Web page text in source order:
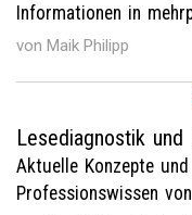
Informationen in
von Maik Philipp
Lesediagnostik
Aktuelle Konzepte
Professionswissen